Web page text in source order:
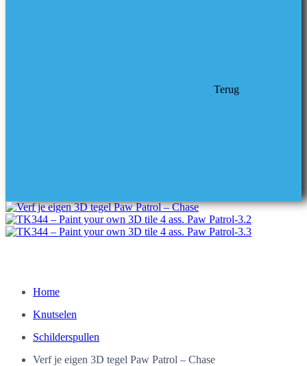
Terug
Home
Knutselen
Schilderspullen
Verf je eigen 3D tegel Paw Patrol – Chase